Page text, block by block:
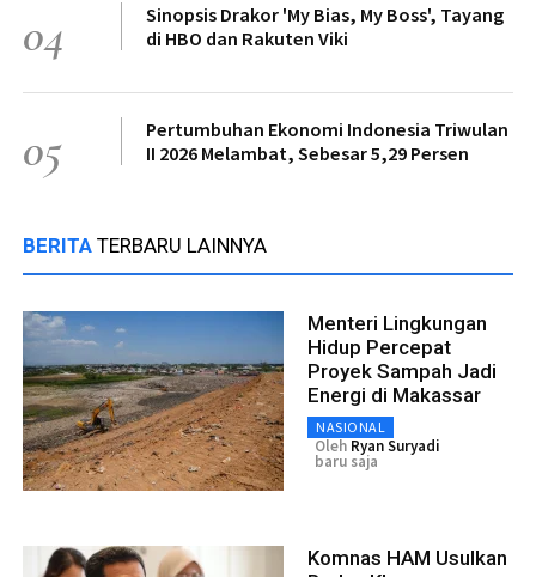
04
Sinopsis Drakor 'My Bias, My Boss', Tayang
di HBO dan Rakuten Viki
05
Pertumbuhan Ekonomi Indonesia Triwulan
II 2026 Melambat, Sebesar 5,29 Persen
BERITA TERBARU LAINNYA
Menteri Lingkungan
Hidup Percepat
Proyek Sampah Jadi
Energi di Makassar
NASIONAL
Oleh Ryan Suryadi
baru saja
Komnas HAM Usulkan